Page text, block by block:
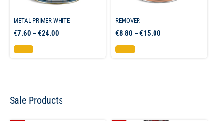
METAL PRIMER WHITE
€7.60 –€24.00
Επιλογή
REMOVER
€8.80 –€15.00
Επιλογή
Sale Products